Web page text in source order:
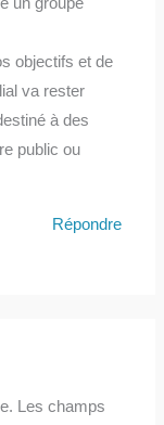
un groupe
objectifs et de
va rester
à des
public ou
Répondre
Les champs